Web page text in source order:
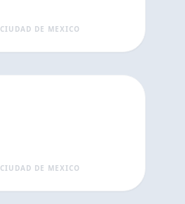
CIUDAD DE MEXICO
9
CIUDAD DE MEXICO
9